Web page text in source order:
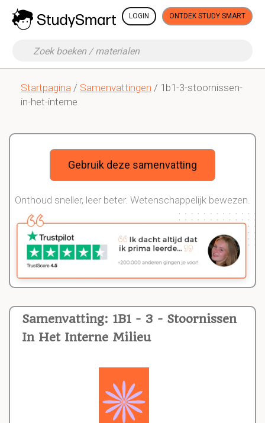
LOGIN ONTDEK STUDY SMART
Startpagina / Samenvattingen / 1b1-3-stoornissen-
in-het-interne
Samenvatting: 1B1 - 3 - Stoornissen
In Het Interne Milieu
Gebruik deze samenvatting
Onthoud sneller, leer beter. Wetenschappelijk bewezen.